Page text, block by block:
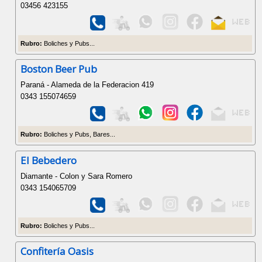
03456 423155
Rubro: Boliches y Pubs...
Boston Beer Pub
Paraná - Alameda de la Federacion 419
0343 155074659
Rubro: Boliches y Pubs, Bares...
El Bebedero
Diamante - Colon y Sara Romero
0343 154065709
Rubro: Boliches y Pubs...
Confitería Oasis